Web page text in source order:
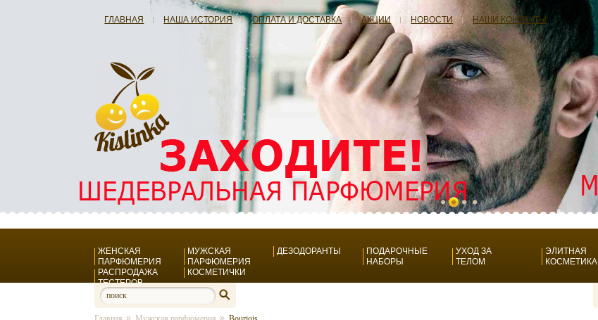
ГЛАВНАЯ НАША ИСТОРИЯ ОПЛАТА И ДОСТАВКА АКЦИИ НОВОСТИ НАШИ КОНТАКТЫ
ЖЕНСКАЯ
ПАРФЮМЕРИЯ
МУЖСКАЯ
ПАРФЮМЕРИЯ
ДЕЗОДОРАНТЫ
ПОДАРОЧНЫЕ
НАБОРЫ
УХОД ЗА
ТЕЛОМ
ЭЛИТНАЯ
КОСМЕТИКА
РАСПРОДАЖА
ТЕСТЕРОВ
КОСМЕТИЧКИ
» »